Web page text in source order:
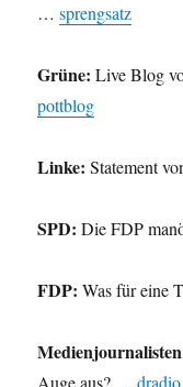
…sprengsatz
Grüne: Live Blog
pottblog
Linke: Statement
SPD: Die FDP
FDP: Was für eine